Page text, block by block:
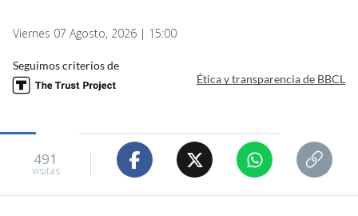
Viernes 07 Agosto, 2026 | 15:00
Seguimos criterios de
Ética y transparencia de BBCL
491
visitas